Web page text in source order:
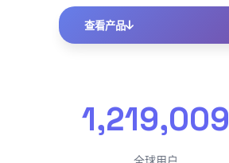
查看产品
1,219,009
全球用户